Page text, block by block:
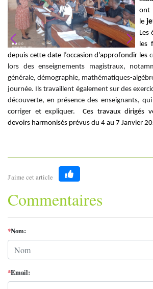
ont
le
Les
les
depuis cette date l’occasion d’approfondir les
lors des enseignements magistraux,
générale, démographie, mathématiques-
journée. Ils travaillent également sur des
découverte, en présence des enseignants,
corriger et expliquer.
Ces travaux dirigés
devoirs harmonisés prévus du 4 au 7 Janvier
J'aime cet article
Like
Commentaires
*Nom:
*Email: